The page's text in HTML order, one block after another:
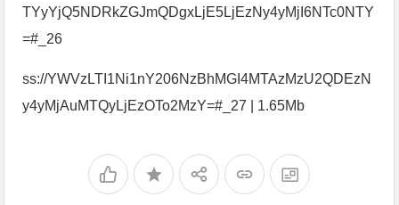
TYyYjQ5NDRkZGJmQDgxLjE5LjEzNy4yMjI6NTc0NTY
=#_26
ss://YWVzLTI1Ni1nY206NzBhMGI4MTAzMzU2QDEzN
y4yMjAuMTQyLjEzOTo2MzY=#_27 | 1.65Mb